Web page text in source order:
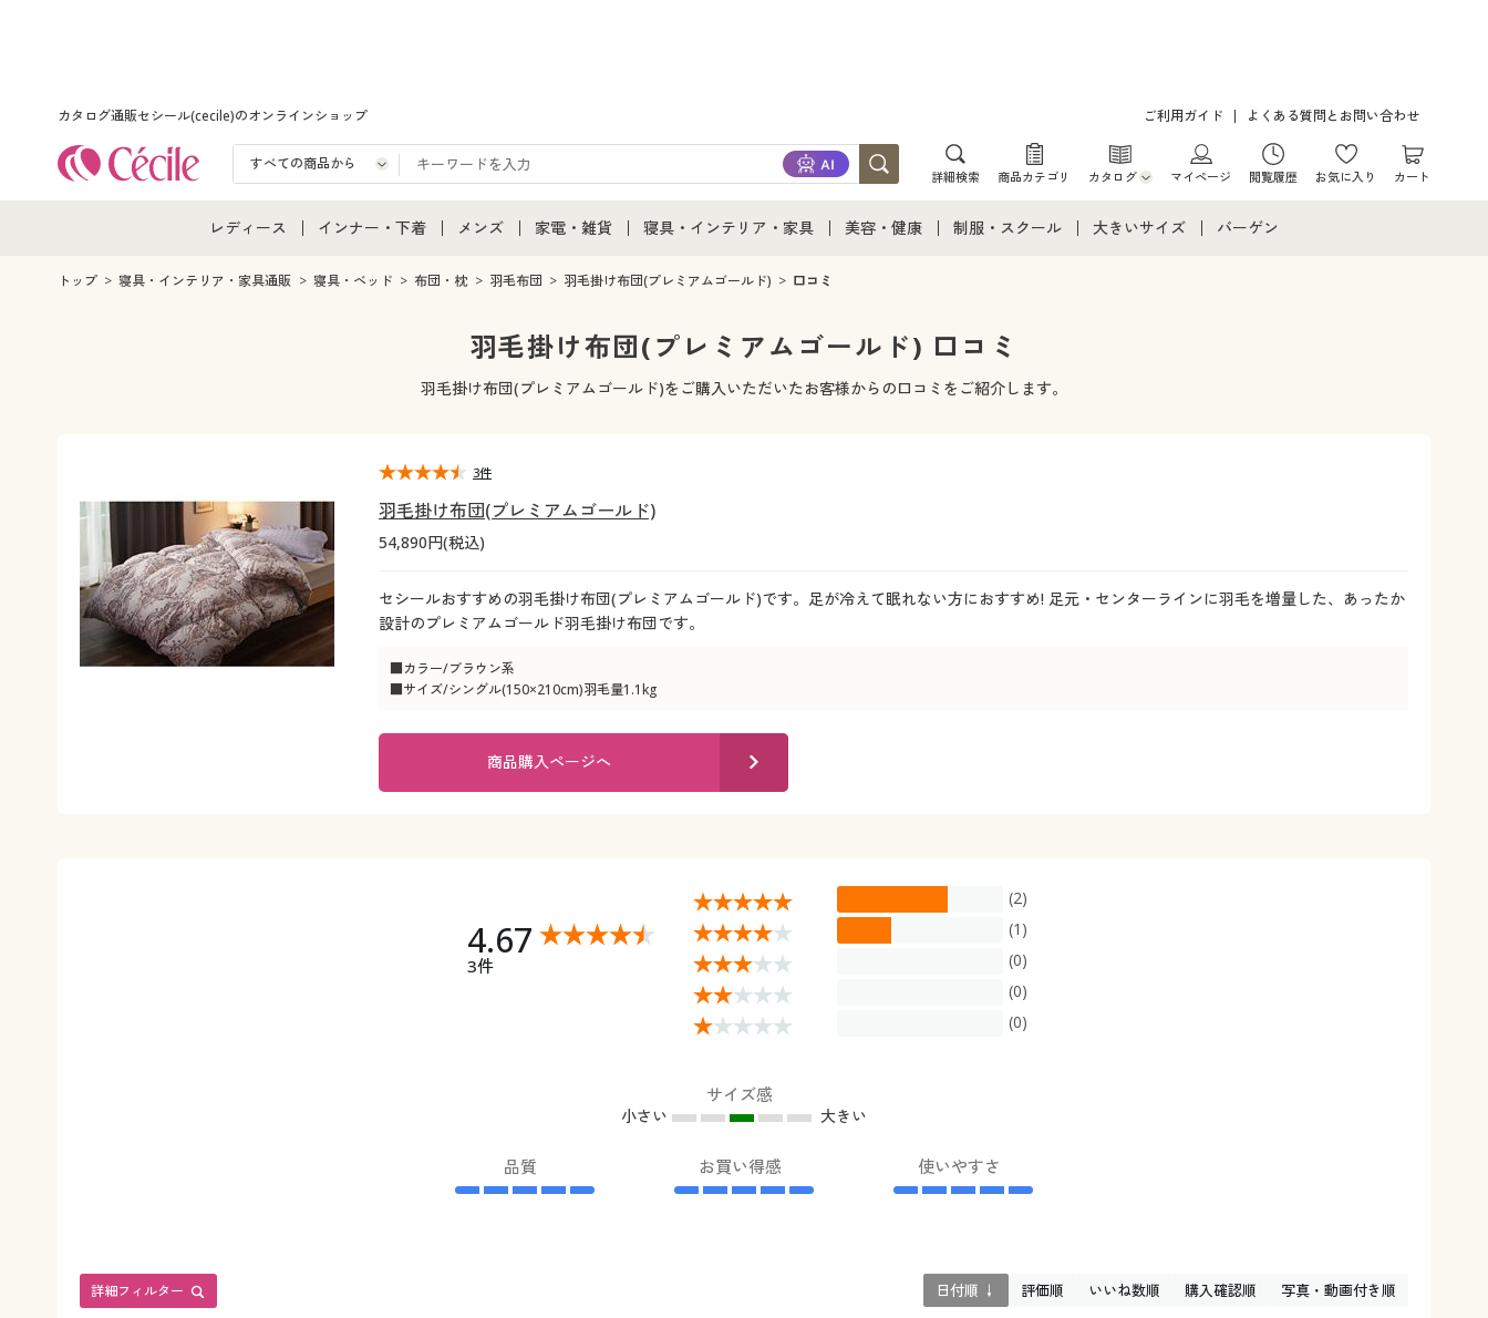
カタログ通販セシール(cecile)のオンラインショップ ご利用ガイド よくある質問とお問い合わせ
詳細検索 商品カテゴリ カタログ
カタログ・チラシからのご注文
マイページ 閲覧履歴 お気に入り カート
レディース
レディース通販すべて
インナー・下着
インナー・下着通販すべて
メンズ
メンズ通販すべて
メンズファッション
メンズ下着
家電・雑貨
家電・雑貨すべて
家電
キッチン・雑貨・日用品
寝具・インテリア・家具
寝具・インテリア・家具通販すべて
家具・収納
寝具・ベッド
美容・健康
美容・健康・サプリメント
制服・スクール
制服・学生服
ジュニア・ティーンズ下着
大きいサイズ バーゲン
トップ 寝具・インテリア・家具通販 寝具・ベッド 布団・枕 羽毛布団 羽毛掛け布団(プレミアムゴールド) 口コミ
羽毛掛け布団(プレミアムゴールド) 口コミ
羽毛掛け布団(プレミアムゴールド)をご購入いただいたお客様からの口コミをご紹介します。
羽毛掛け布団(プレミアムゴールド)
54,890円(税込)
セシールおすすめの羽毛掛け布団(プレミアムゴールド)です。足が冷えて眠れない方におすすめ! 足元・センターラインに羽毛を増量した、あったか
設計のプレミアムゴールド羽毛掛け布団です。
■カラー/ブラウン系
■サイズ/シングル(150×210cm)羽毛量1.1kg
3件
商品購入ページへ
4.67
3件
(2)
(1)
(0)
(0)
(0)
サイズ感
小さい 大きい
品質 お買い得感 使いやすさ
詳細フィルター 日付順 ↓ 評価順 いいね数順 購入確認順 写真・動画付き順